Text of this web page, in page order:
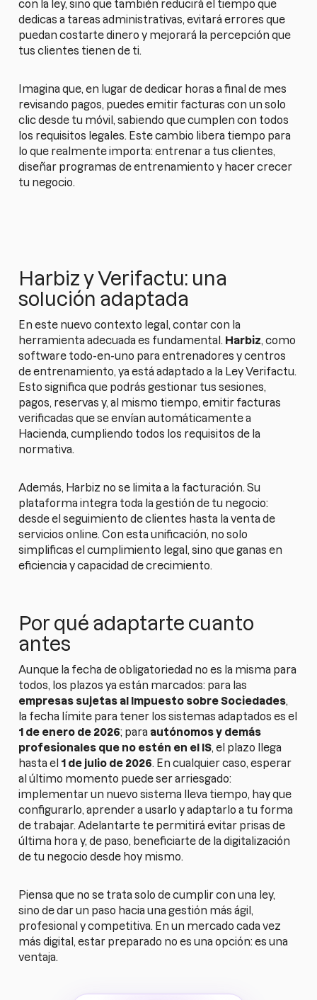
con la ley, sino que también reducirá el tiempo que
dedicas a tareas administrativas, evitará errores que
puedan costarte dinero y mejorará la percepción que
tus clientes tienen de ti.
Imagina que, en lugar de dedicar horas a final de mes
revisando pagos, puedes emitir facturas con un solo
clic desde tu móvil, sabiendo que cumplen con todos
los requisitos legales. Este cambio libera tiempo para
lo que realmente importa: entrenar a tus clientes,
diseñar programas de entrenamiento y hacer crecer
tu negocio.
Harbiz y Verifactu: una
solución adaptada
En este nuevo contexto legal, contar con la
herramienta adecuada es fundamental. Harbiz, como
software todo-en-uno para entrenadores y centros
de entrenamiento, ya está adaptado a la Ley Verifactu.
Esto significa que podrás gestionar tus sesiones,
pagos, reservas y, al mismo tiempo, emitir facturas
verificadas que se envían automáticamente a
Hacienda, cumpliendo todos los requisitos de la
normativa.
Además, Harbiz no se limita a la facturación. Su
plataforma integra toda la gestión de tu negocio:
desde el seguimiento de clientes hasta la venta de
servicios online. Con esta unificación, no solo
simplificas el cumplimiento legal, sino que ganas en
eficiencia y capacidad de crecimiento.
Por qué adaptarte cuanto
antes
Aunque la fecha de obligatoriedad no es la misma para
todos, los plazos ya están marcados: para las
empresas sujetas al Impuesto sobre Sociedades,
la fecha límite para tener los sistemas adaptados es el
1 de enero de 2026; paraautónomos y demás
profesionales que no estén en el IS, el plazo llega
hasta el 1 de julio de 2026. En cualquier caso, esperar
al último momento puede ser arriesgado:
implementar un nuevo sistema lleva tiempo, hay que
configurarlo, aprender a usarlo y adaptarlo a tu forma
de trabajar. Adelantarte te permitirá evitar prisas de
última hora y, de paso, beneficiarte de la digitalización
de tu negocio desde hoy mismo.
Piensa que no se trata solo de cumplir con una ley,
sino de dar un paso hacia una gestión más ágil,
profesional y competitiva. En un mercado cada vez
más digital, estar preparado no es una opción: es una
ventaja.